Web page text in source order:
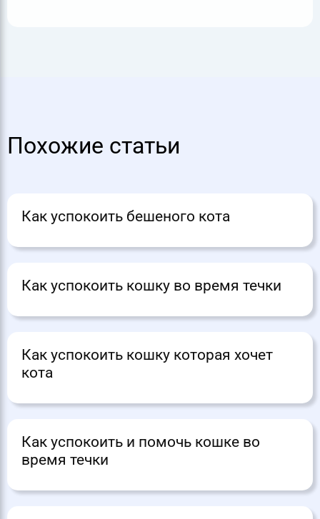
Похожие статьи
Как успокоить бешеного кота
Как успокоить кошку во время течки
Как успокоить кошку которая хочет
кота
Как успокоить и помочь кошке во
время течки